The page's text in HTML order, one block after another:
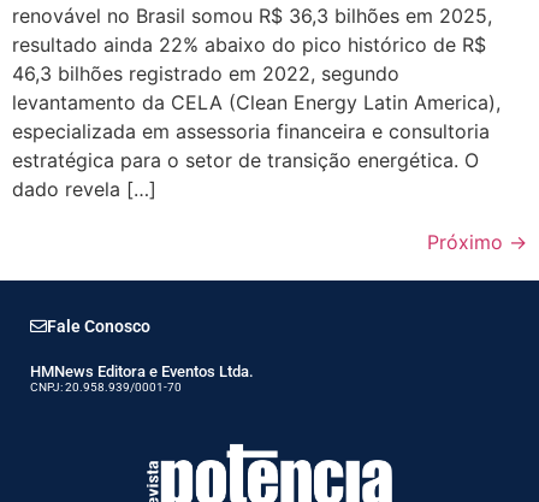
renovável no Brasil somou R$ 36,3 bilhões em 2025,
resultado ainda 22% abaixo do pico histórico de R$
46,3 bilhões registrado em 2022, segundo
levantamento da CELA (Clean Energy Latin America),
especializada em assessoria financeira e consultoria
estratégica para o setor de transição energética. O
dado revela […]
Próximo →
Fale Conosco
HMNews Editora e Eventos Ltda.
CNPJ: 20.958.939/0001-70